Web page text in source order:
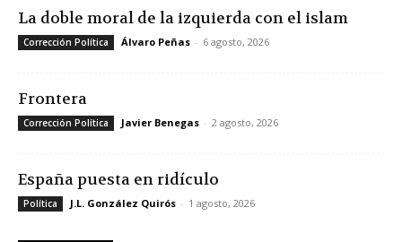
La doble moral de la izquierda con el islam
Corrección Política Álvaro Peñas - 6 agosto, 2026
Frontera
Corrección Política Javier Benegas - 2 agosto, 2026
España puesta en ridículo
Política J.L. González Quirós - 1 agosto, 2026